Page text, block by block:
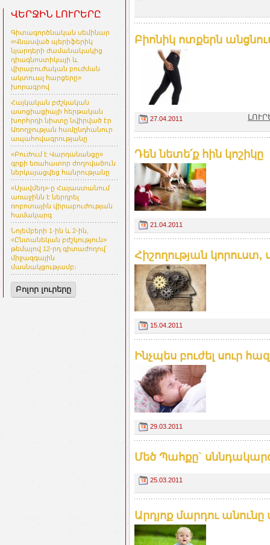
ՎԵՐՋԻՆ ԼՈՒՐԵՐԸ
Գիտագործնական սեմինար
«Վնասված պերիֆերիկ
նյարդերի ժամանակակից
դիագնոստիկայի և
վիրաբուժական բուժման
ակտուալ հարցերը»
խորագրով
Հայկական բժշկական
ասոցիացիայի հերթական
խորհրդի նիստը նվիրված էր
Առողջության համընդհանուր
ապահովագրությանը
«Բուժում է Վարդանանցը»
գրքի եռահատոր ժողովածուն
ներկայացվեց հանրությանը
«Սլավմեդ»-ը Հայաստանում
առաջինն է ներդրել
ռոբոտային վիրաբուժության
համակարգ
Նոյեմբերի 1-ին և 2-ին,
«Ընտանեկան բժշկություն»
թեմայով 12-րդ գիտաժողով՝
միջազգային
մասնակցությամբ։
Բոլոր լուրերը
Բիոնիկ ոտքերն
27.04.2011
Դեն նետե՛ք հին կոշիկը
21.04.2011
Հիշողության կորուստ,
15.04.2011
Ինչպես բուժել սուր
29.03.2011
Մեծ Պահքը`
25.03.2011
Արդյոք մարդու